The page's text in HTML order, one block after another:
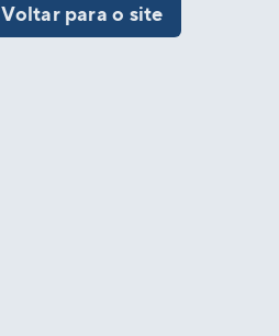
Voltar para o site